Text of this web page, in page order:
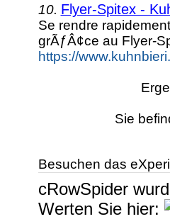
10. Flyer-Spitex -
Se rendre
grÃƒÂ¢ce au Flyer-
https://
Sie
Besuchen das
cRowSpider
Werten Sie hier: